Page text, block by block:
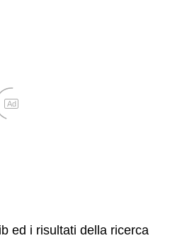
Ad
ed i risultati della ricerca